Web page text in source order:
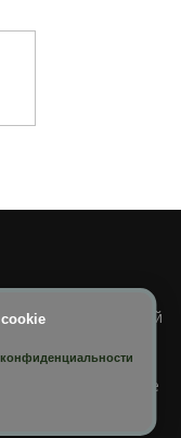
материала
и индексируемой
. На платформе